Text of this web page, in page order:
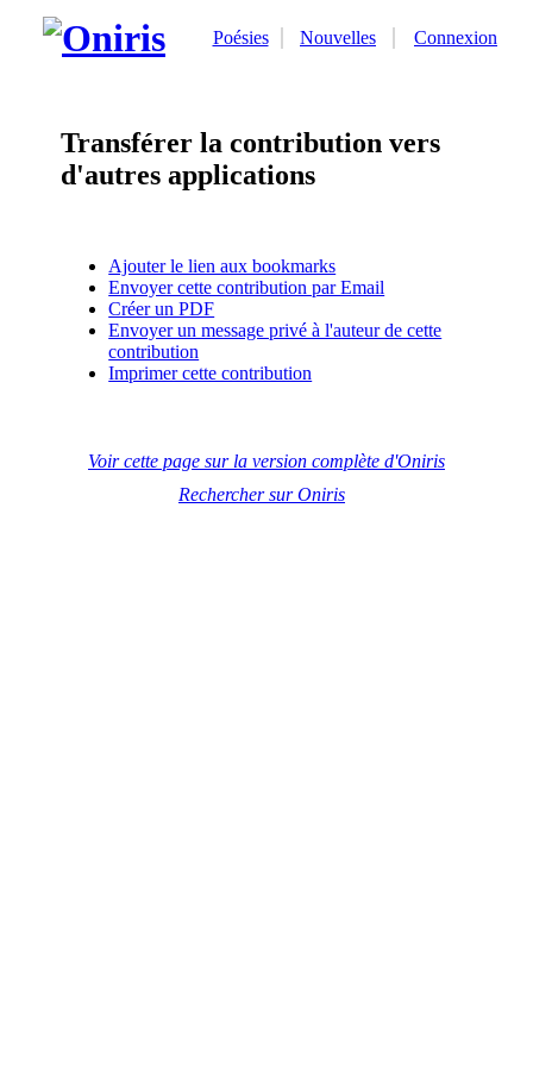
Poésies Nouvelles Connexion
Transférer la contribution vers
d'autres applications
Ajouter le lien aux bookmarks
Envoyer cette contribution par Email
Créer un PDF
Envoyer un message privé à l'auteur de cette
contribution
Imprimer cette contribution
Voir cette page sur la version complète d'Oniris
Rechercher sur Oniris